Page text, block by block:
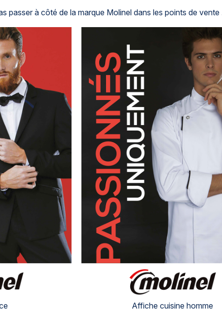
passer à côté de la marque Molinel dans les points de vente
Affiche cuisine homme